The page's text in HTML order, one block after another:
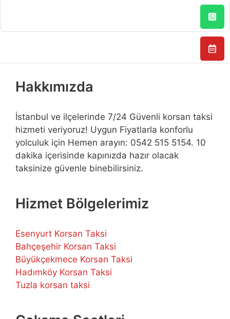
Hakkımızda
İstanbul ve ilçelerinde 7/24 Güvenli korsan taksi
hizmeti veriyoruz! Uygun Fiyatlarla konforlu
yolculuk için Hemen arayın: 0542 515 5154. 10
dakika içerisinde kapınızda hazır olacak
taksinize güvenle binebilirsiniz.
Hizmet Bölgelerimiz
Esenyurt Korsan Taksi
Bahçeşehir Korsan Taksi
Büyükçekmece Korsan Taksi
Hadımköy Korsan Taksi
Tuzla korsan taksi